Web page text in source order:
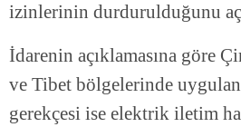
izinlerinin durdurulduğunu
İdarenin açıklamasına göre
ve Tibet bölgelerinde
gerekçesi ise elektrik iletim